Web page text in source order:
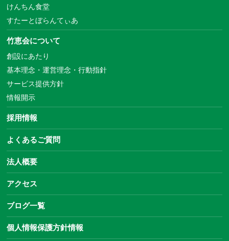
けんちん食堂
すたーとぼらんてぃあ
竹恵会について
創設にあたり
基本理念・運営理念・行動指針
サービス提供方針
情報開示
採用情報
よくあるご質問
法人概要
アクセス
ブログ一覧
個人情報保護方針情報